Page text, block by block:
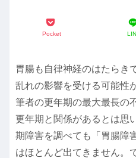
Pocket
胃腸も自律神経のはたらき
乱れの影響を受ける可能性
筆者の更年期の最大最長の
更年期と関係があるとは思
期障害を調べても「胃腸障
はほとんど出てきません。